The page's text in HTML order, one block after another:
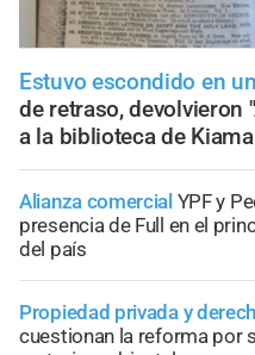
Estuvo escondido en
de retraso, devolvieron
a la biblioteca de Kiama
Alianza comercial YPF y
presencia de Full en el
del país
Propiedad privada y
cuestionan la reforma por